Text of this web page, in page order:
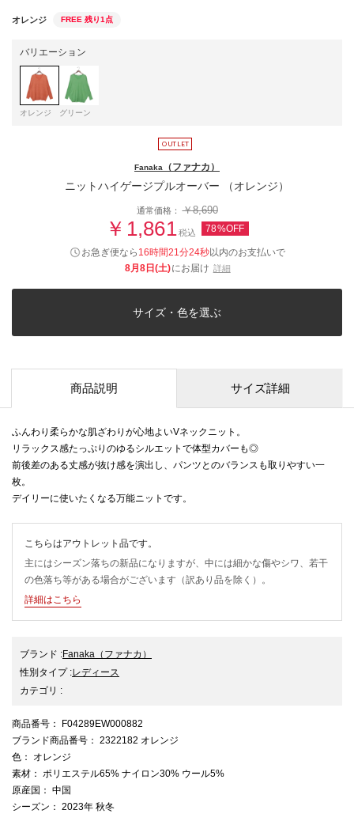
オレンジ FREE 残り1点
バリエーション
オレンジ グリーン
Fanaka （ファナカ）
ニットハイゲージプルオーバー （オレンジ）
通常価格：￥8,690
￥1,861税込 78%OFF
お急ぎ便なら 16時間21分24秒以内のお支払いで
8月8日(土)にお届け 詳細
サイズ・色を選ぶ
商品説明 サイズ詳細
ふんわり柔らかな肌ざわりが心地よいVネックニット。
リラックス感たっぷりのゆるシルエットで体型カバーも◎
前後差のある丈感が抜け感を演出し、パンツとのバランスも取りやすい一
枚。
デイリーに使いたくなる万能ニットです。
こちらはアウトレット品です。
主にはシーズン落ちの新品になりますが、中には細かな傷やシワ、若干
の色落ち等がある場合がございます（訳あり品を除く）。
詳細はこちら
ブランド :Fanaka （ファナカ）
性別タイプ:レディース
カテゴリ :
商品番号 ： F04289EW000882
ブランド商品番号 ： 2322182 オレンジ
色 ： オレンジ
素材 ： ポリエステル65% ナイロン30% ウール5%
原産国 ： 中国
シーズン ： 2023年 秋冬